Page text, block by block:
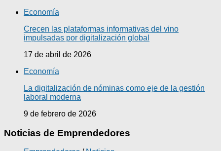
Economía
Crecen las plataformas informativas del vino
impulsadas por digitalización global
17 de abril de 2026
Economía
La digitalización de nóminas como eje de la gestión
laboral moderna
9 de febrero de 2026
Noticias de Emprendedores